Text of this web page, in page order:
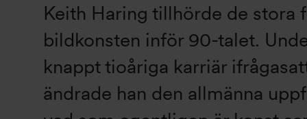
Keith Haring tillhörde de stora
bildkonsten inför 90-talet.
knappt tioåriga karriär
ändrade han den allmänna